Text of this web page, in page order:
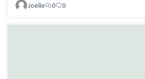
Joëlle 0 0